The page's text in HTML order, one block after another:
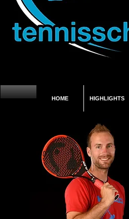
HOME HIGHLIGHTS